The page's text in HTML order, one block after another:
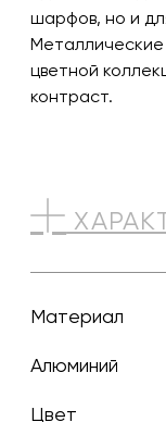
шарфов, но и
цветной
контраст.
Материал
Алюминий
Цвет